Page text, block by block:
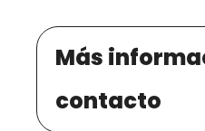
Más
contacto